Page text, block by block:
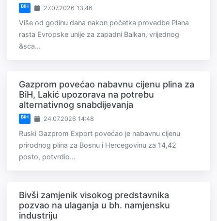
BiH 27.07.2026 13:46
Više od godinu dana nakon početka provedbe Plana
rasta Evropske unije za zapadni Balkan, vrijednog
&sca...
Gazprom povećao nabavnu cijenu plina za
BiH, Lakić upozorava na potrebu
alternativnog snabdijevanja
BiH 24.07.2026 14:48
Ruski Gazprom Export povećao je nabavnu cijenu
prirodnog plina za Bosnu i Hercegovinu za 14,42
posto, potvrdio...
Bivši zamjenik visokog predstavnika
pozvao na ulaganja u bh. namjensku
industriju